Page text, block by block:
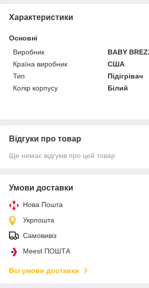
Характеристики
Основні
Виробник
BABY
Країна виробник
США
Тип
Підігрівач
Колір корпусу
Білий
Відгуки про товар
Ще немає відгуків про цей товар
Умови доставки
Нова Пошта
Укрпошта
Самовивіз
Meest ПОШТА
Всі умови доставки